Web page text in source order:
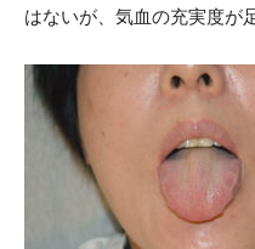
はないが、気血の充実度が